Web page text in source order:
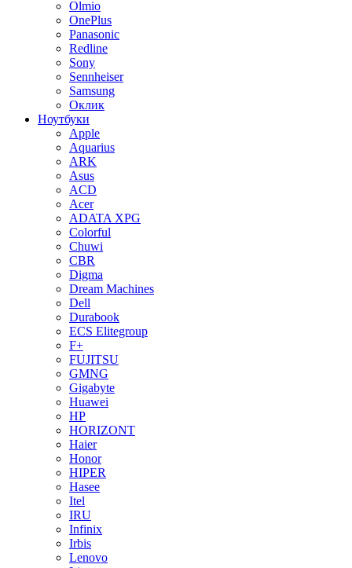
Olmio
OnePlus
Panasonic
Redline
Sony
Sennheiser
Samsung
Оклик
Ноутбуки
Apple
Aquarius
ARK
Asus
ACD
Acer
ADATA XPG
Colorful
Chuwi
CBR
Digma
Dream Machines
Dell
Durabook
ECS Elitegroup
F+
FUJITSU
GMNG
Gigabyte
Huawei
HP
HORIZONT
Haier
Honor
HIPER
Hasee
Itel
IRU
Infinix
Irbis
Lenovo